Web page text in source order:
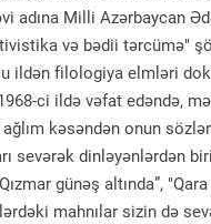
adına Milli Azərbaycan
və bədii tərcümə"
ildən filologiya elmləri
ci ildə vəfat edəndə,
kəsəndən onun
sevərək dinləyənlərdən
günəş altında”,
mahnılar sizin də